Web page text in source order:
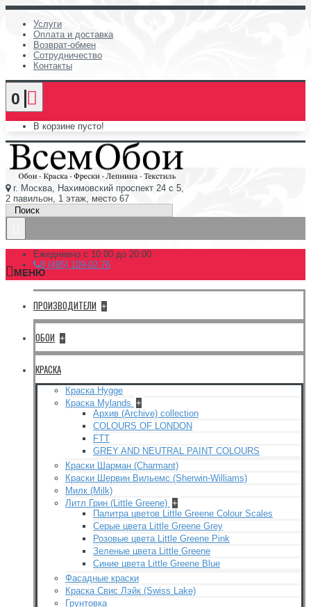
Услуги
Оплата и доставка
Возврат-обмен
Сотрудничество
Контакты
0
В корзине пусто!
г. Москва, Нахимовский проспект 24 с 5,
2 павильон, 1 этаж, место 67
Ежедневно с 10:00 до 20:00
8 (495) 109-02-76
МЕНЮ
ПРОИЗВОДИТЕЛИ +
ОБОИ +
КРАСКА
Краска Hygge
Краска Mylands +
Архив (Archive) collection
COLOURS OF LONDON
FTT
GREY AND NEUTRAL PAINT COLOURS
Краски Шарман (Charmant)
Краски Шервин Вильемс (Sherwin-Williams)
Милк (Milk)
Литл Грин (Little Greene) +
Палитра цветов Little Greene Colour Scales
Серые цвета Little Greene Grey
Розовые цвета Little Greene Pink
Зеленые цвета Little Greene
Синие цвета Little Greene Blue
Фасадные краски
Краска Свис Лэйк (Swiss Lake)
Грунтовка